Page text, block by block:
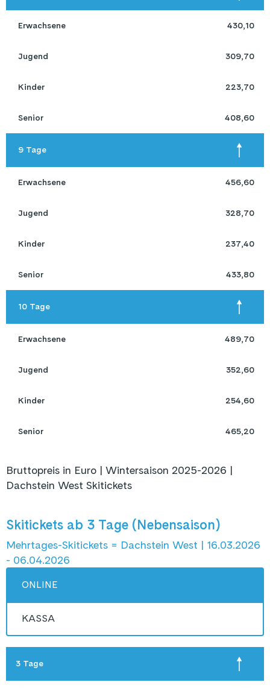
Erwachsene 430,10
Jugend 309,70
Kinder 223,70
Senior 408,60
9 Tage
Erwachsene 456,60
Jugend 328,70
Kinder 237,40
Senior 433,80
10 Tage
Erwachsene 489,70
Jugend 352,60
Kinder 254,60
Senior 465,20
Bruttopreis in Euro | Wintersaison 2025-2026 |
Dachstein West Skitickets
Skitickets ab 3 Tage (Nebensaison)
Mehrtages-Skitickets = Dachstein West | 16.03.2026
- 06.04.2026
ONLINE
KASSA
3 Tage